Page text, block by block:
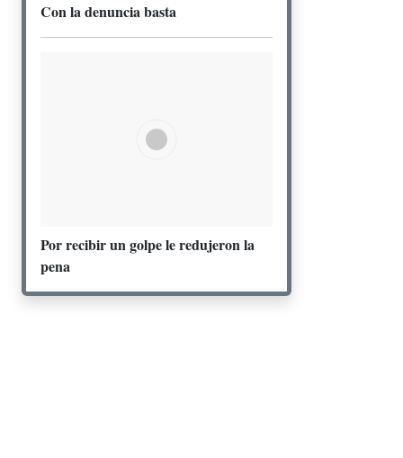
Con la denuncia basta
Por recibir un golpe le redujeron la
pena